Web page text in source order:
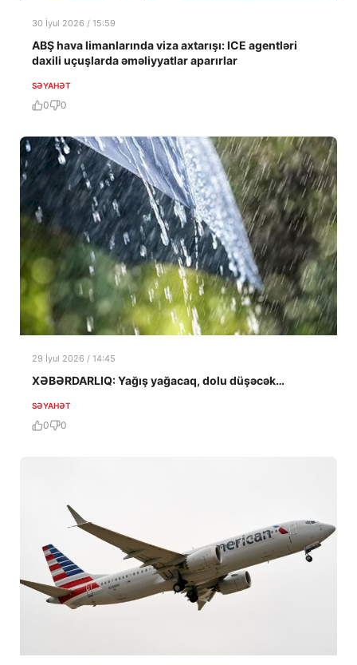
30 İyul 2026 / 15:59
ABŞ hava limanlarında viza axtarışı: ICE agentləri
daxili uçuşlarda əməliyyatlar aparırlar
SƏYAHƏT
0 0
29 İyul 2026 / 14:45
XƏBƏRDARLIQ: Yağış yağacaq, dolu düşəcək…
SƏYAHƏT
0 0